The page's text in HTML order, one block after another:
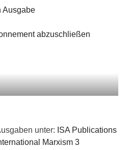
Ausgabe
abzuschließen
unter: ISA Publications
Marxism 3